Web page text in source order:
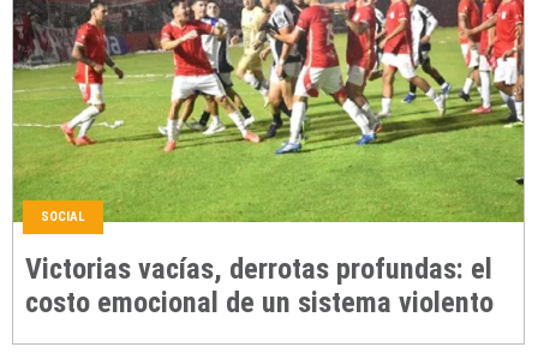
SOCIAL
Victorias vacías, derrotas profundas: el
costo emocional de un sistema violento